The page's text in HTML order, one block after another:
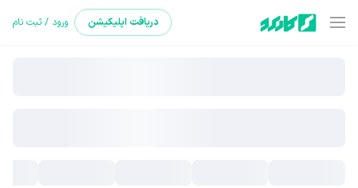
دریافت اپلیکیشن ورود / ثبت نام